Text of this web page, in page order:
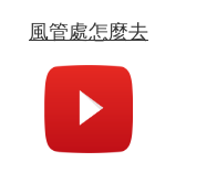
風管處怎麼去